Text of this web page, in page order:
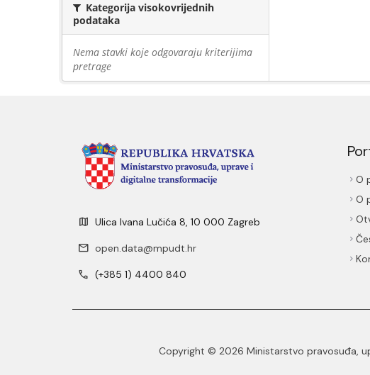
Kategorija visokovrijednih
podataka
Nema stavki koje odgovaraju kriterijima
pretrage